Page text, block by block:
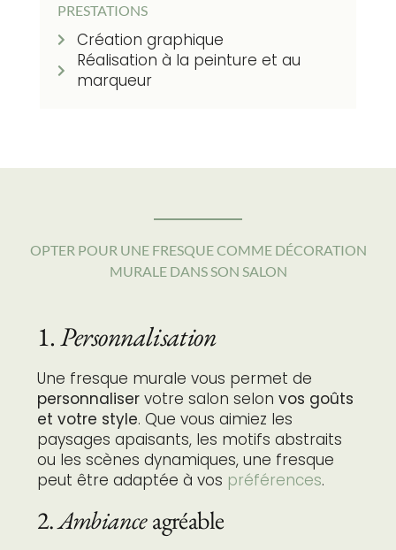
PRESTATIONS
Création graphique
Réalisation à la peinture et au
marqueur
OPTER POUR UNE FRESQUE COMME DÉCORATION
MURALE DANS SON SALON
1.Personnalisation
Une fresque murale vous permet de
personnaliser votre salon selonvos goûts
et votre style. Que vous aimiez les
paysages apaisants, les motifs abstraits
ou les scènes dynamiques, une fresque
peut être adaptée à vos préférences.
2.Ambianceagréable